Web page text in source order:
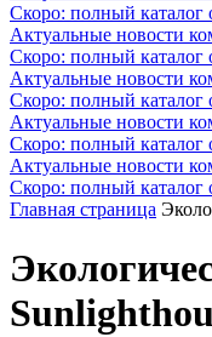
Скоро: полный каталог
Актуальные новости
Скоро: полный каталог
Актуальные новости
Скоро: полный каталог
Актуальные новости
Скоро: полный каталог
Актуальные новости
Скоро: полный каталог
Главная страница